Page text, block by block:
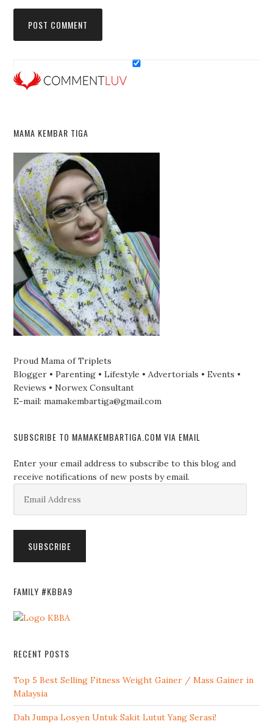
MAMA KEMBAR TIGA
Proud Mama of Triplets
Blogger • Parenting • Lifestyle • Advertorials • Events •
Reviews • Norwex Consultant
E-mail: mamakembartiga@gmail.com
SUBSCRIBE TO MAMAKEMBARTIGA.COM VIA EMAIL
Enter your email address to subscribe to this blog and
receive notifications of new posts by email.
Address
SUBSCRIBE
FAMILY #KBBA9
RECENT POSTS
Top 5 Best Selling Fitness Weight Gainer / Mass Gainer in
Malaysia
Dah Jumpa Losyen Untuk Sakit Lutut Yang Serasi!